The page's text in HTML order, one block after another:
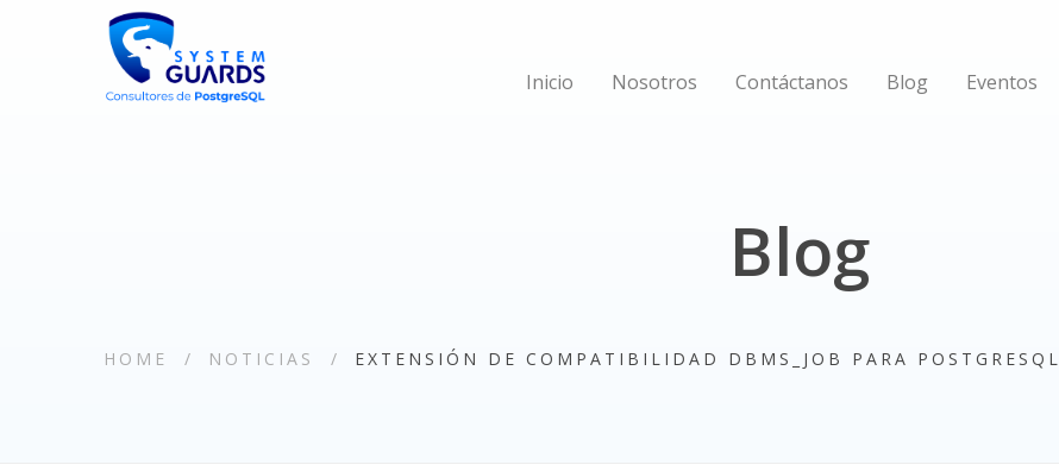
Inicio Nosotros Contáctanos Blog Eventos
Blog
HOME NOTICIAS EXTENSIÓN DE COMPATIBILIDAD DBMS_JOB PARA POSTGRESQL